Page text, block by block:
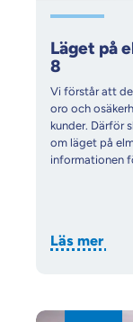
Läget på
8
Vi förstår att de
oro och
kunder. Därför
om läget på
informationen
Läs mer